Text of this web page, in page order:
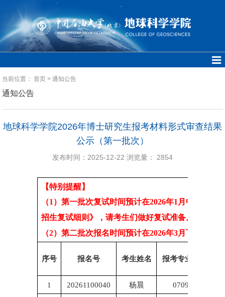
当前位置：首页 >通知公告
通知公告
地球科学学院2026年博士研究生报考材料形式审查结果
公示（第一批次）
发布时间：2025-12-22 浏览量： 2854
【特别提醒】
（1）第一批次复试时间预计在2026年1月中旬进
招生复试细则》，请考生们做好复试准备。
（2）第二批次报名时间预计在2026年3月下旬至4
序号 报名号 考生姓名 报考专业代码
1 20261100040 杨晨 070900